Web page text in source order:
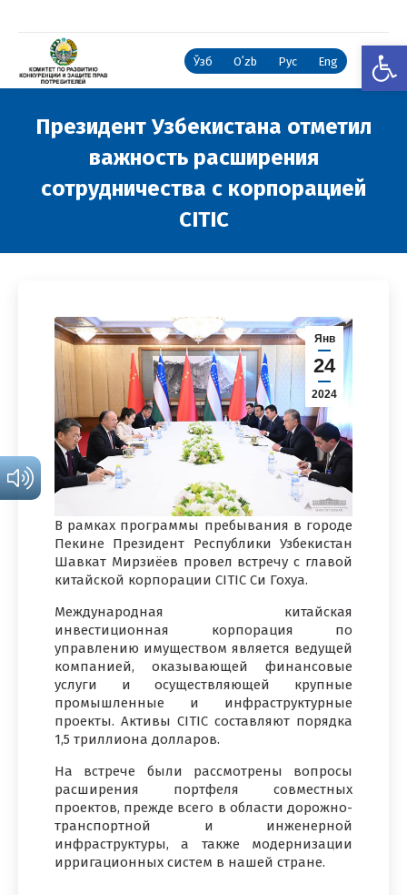
Ўзб Oʻzb Рус Eng
Президент Узбекистана отметил
важность расширения
сотрудничества с корпорацией
CITIC
Янв
24
2024
В рамках программы пребывания в городе
Пекине Президент Республики Узбекистан
Шавкат Мирзиёев провел встречу с главой
китайской корпорации CITIC Си Гохуа.
Международная китайская
инвестиционная корпорация по
управлению имуществом является ведущей
компанией, оказывающей финансовые
услуги и осуществляющей крупные
промышленные и инфраструктурные
проекты. Активы CITIC составляют порядка
1,5 триллиона долларов.
На встрече были рассмотрены вопросы
расширения портфеля совместных
проектов, прежде всего в области дорожно-
транспортной и инженерной
инфраструктуры, а также модернизации
ирригационных систем в нашей стране.